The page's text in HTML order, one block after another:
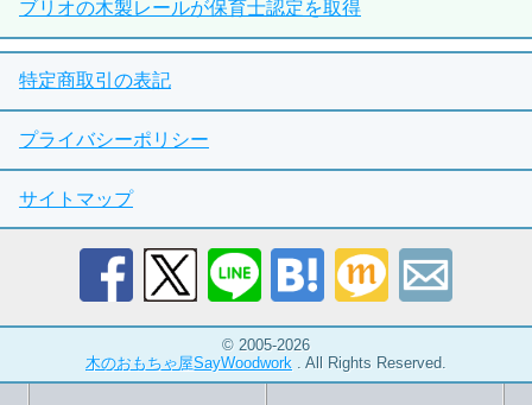
ブリオの木製レールが保育士認定を取得
特定商取引の表記
プライバシーポリシー
サイトマップ
© 2005-2026
木のおもちゃ屋SayWoodwork . All Rights Reserved.